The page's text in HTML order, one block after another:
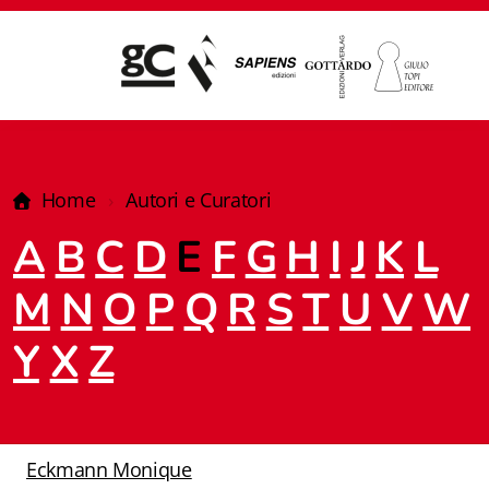
Home Autori e Curatori
ABCDEFGHIJKL
MNOPQRSTUVW
YXZ
Eckmann Monique
Giampiero Casagrande editore